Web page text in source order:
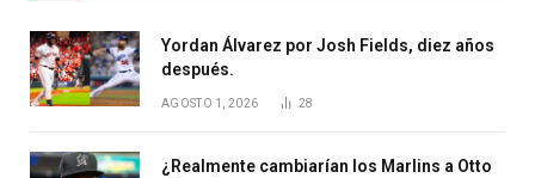
Yordan Álvarez por Josh Fields, diez años
después.
AGOSTO 1, 2026 28
¿Realmente cambiarían los Marlins a Otto